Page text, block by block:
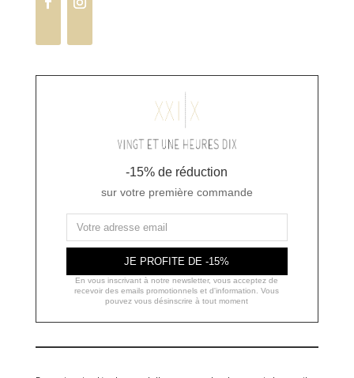
-15% de réduction
sur votre première commande
JE PROFITE DE -15%
En vous inscrivant à notre newsletter, vous acceptez de
recevoir des emails promotionnels et d'information. Vous
pouvez vous désinscrire à tout moment